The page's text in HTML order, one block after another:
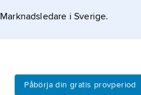
Marknadsledare i Sverige.
Påbörja din gratis provperiod